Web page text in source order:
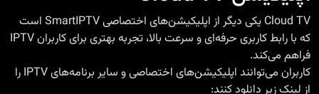
Cloud TV یکی دیگر از اپلیکیشن‌های اختصاصی SmartIPTV است
که با رابط کاربری حرفه‌ای و سرعت بالا، تجربه بهتری برای کاربران IPTV
فراهم می‌کند.
کاربران می‌توانند اپلیکیشن‌های اختصاصی و سایر برنامه‌های IPTV را
از لینک زیر دانلود کنند: